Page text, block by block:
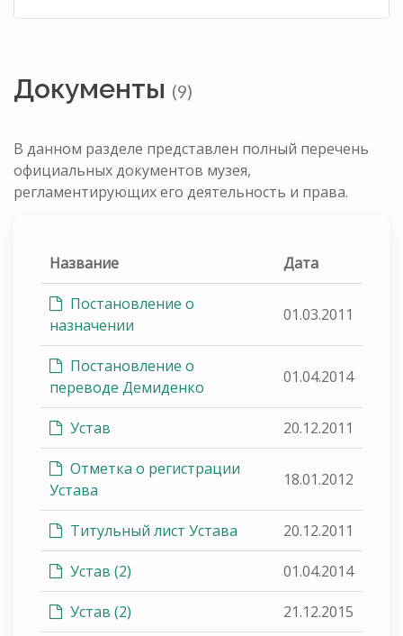
Документы (9)
В данном разделе представлен полный перечень
официальных документов музея,
регламентирующих его деятельность и права.
Название Дата
Постановление о
назначении
01.03.2011
Постановление о
переводе Демиденко
01.04.2014
Устав 20.12.2011
Отметка о регистрации
Устава
18.01.2012
Титульный лист Устава 20.12.2011
Устав (2) 01.04.2014
Устав (2) 21.12.2015